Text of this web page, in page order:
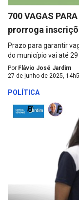
700 VAGAS
prorroga
Prazo para garantir
do município vai até
Por Flávio José Jardim
27 de junho de 2025,
POLÍTICA